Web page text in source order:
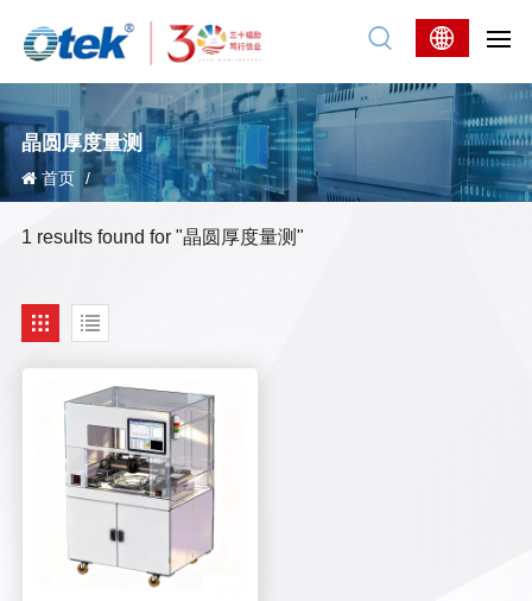
晶圆厚度量测
首页 /
1 results found for "晶圆厚度量测"